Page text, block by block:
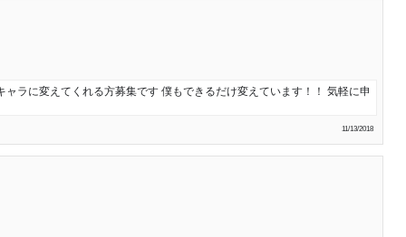
ラに変えてくれる方募集です 僕もできるだけ変えています！！ 気軽に申
11/13/2018